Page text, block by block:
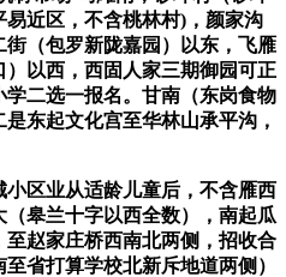
近区，不含桃林村)，颜家沟
街（包罗新陇嘉园）以东，飞雁
以西，西固人家三期御园可正
二选一报名。甘南（东岗食物
东起文化宫至华林山承平沟，
区业从适龄儿童后，不含雁西
皋兰十字以西全数），南起瓜
赵家庄桥西南北两侧，招收合
省打算学校北新斥地道两侧）